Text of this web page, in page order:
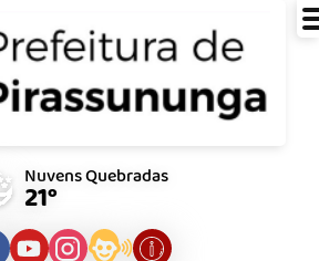
Nuvens Quebradas
21°